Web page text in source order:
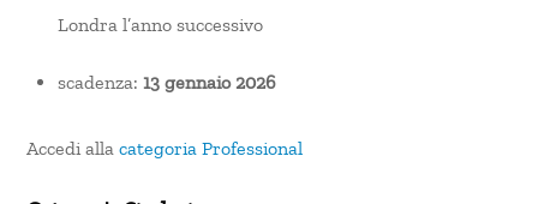
Londra l’anno successivo
scadenza: 13 gennaio 2026
Accedi allacategoria Professional